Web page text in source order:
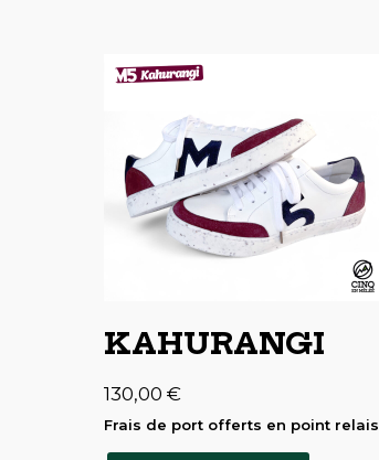
KAHURANGI
130,00 €
Frais de port offerts en point relais